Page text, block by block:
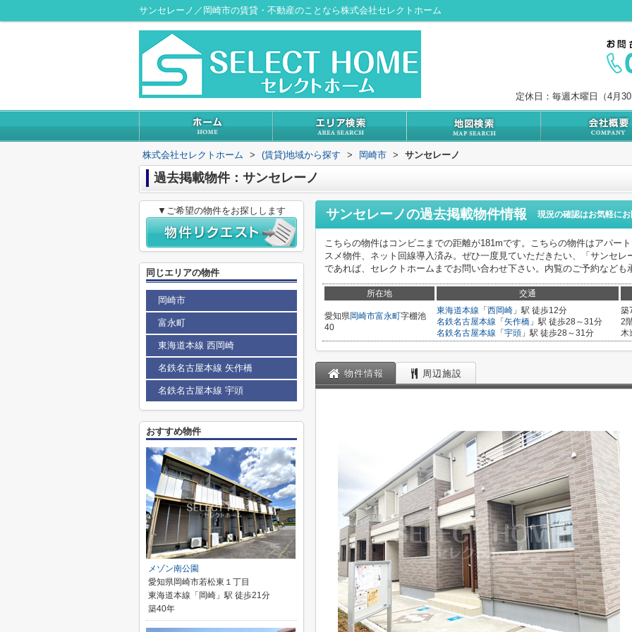
サンセレーノ／岡崎市の賃貸・不動産のことなら株式会社セレクトホーム
定休日：毎週木曜日（4月
株式会社セレクトホーム > (賃貸)地域から探す > 岡崎市 > サンセレーノ
過去掲載物件：サンセレーノ
サンセレーノの過去掲載物件情報 現況の確認はお気軽に
こちらの物件はコンビニまでの距離が181mです。こちらの物件はアパー
スメ物件、ネット回線導入済み。ぜひ一度見ていただきたい、「サンセ
であれば、セレクトホームまでお問い合わせ下さい。内覧のご予約なども
所在地 交通
愛知県岡崎市富永町字棚池
40
東海道本線 「 西岡崎 」駅 徒歩12分
名鉄名古屋本線 「 矢作橋 」駅 徒歩28～31分
名鉄名古屋本線 「 宇頭 」駅 徒歩28～31分
築
2
木
物件情報 周辺施設
▼ご希望の物件をお探しします
同じエリアの物件
岡崎市
富永町
東海道本線 西岡崎
名鉄名古屋本線 矢作橋
名鉄名古屋本線 宇頭
おすすめ物件
メゾン南公園
愛知県岡崎市若松東１丁目
東海道本線「岡崎」駅 徒歩21分
築40年